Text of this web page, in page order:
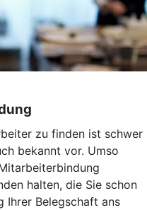
zu finden ist schwer
bekannt vor. Umso
halten, die Sie schon
Ihrer Belegschaft ans